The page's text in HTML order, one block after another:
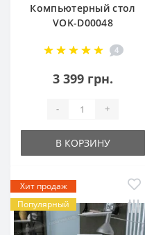
Компьютерный стол
VOK-D00048
4
3 399 грн.
- +
В КОРЗИНУ
Хит продаж
Популярный